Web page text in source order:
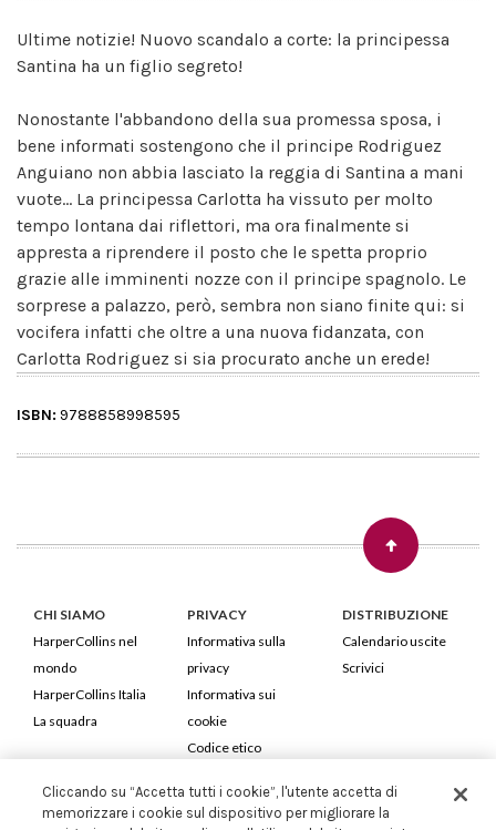
Ultime notizie! Nuovo scandalo a corte: la principessa
Santina ha un figlio segreto!
Nonostante l'abbandono della sua promessa sposa, i
bene informati sostengono che il principe Rodriguez
Anguiano non abbia lasciato la reggia di Santina a mani
vuote... La principessa Carlotta ha vissuto per molto
tempo lontana dai riflettori, ma ora finalmente si
appresta a riprendere il posto che le spetta proprio
grazie alle imminenti nozze con il principe spagnolo. Le
sorprese a palazzo, però, sembra non siano finite qui: si
vocifera infatti che oltre a una nuova fidanzata, con
Carlotta Rodriguez si sia procurato anche un erede!
ISBN: 9788858998595
CHI SIAMO
HarperCollins nel
mondo
HarperCollins Italia
La squadra
PRIVACY
Informativa sulla
privacy
Informativa sui
cookie
Codice etico
DISTRIBUZIONE
Calendario uscite
Scrivici
HarperCollins Italia S.p.A. Viale Monte Nero, 84 - 20135 Milano
Cliccando su “Accetta tutti i cookie”, l'utente accetta di
memorizzare i cookie sul dispositivo per migliorare la